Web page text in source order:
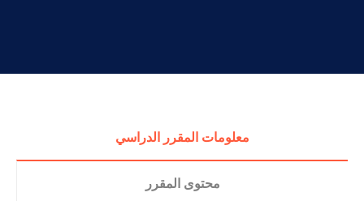
معلومات المقرر الدراسي
محتوى المقرر